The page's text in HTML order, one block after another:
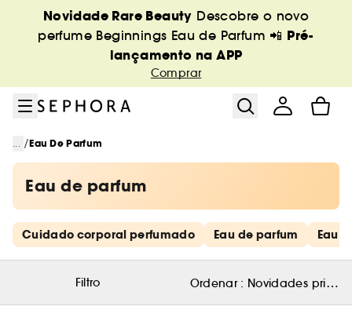
Ir para o menu
Ir para o conteúdo principal
Ir para o rodapé
Novidade Rare Beauty Descobre o novo
perfume Beginnings Eau de Parfum 📲 Pré-
lançamento na APP
Comprar
... /Eau De Parfum
Eau de parfum
Saltar os links rápidos
Cuidado corporal perfumado Eau de parfum Eau
Filtro Ordenar : Novidades